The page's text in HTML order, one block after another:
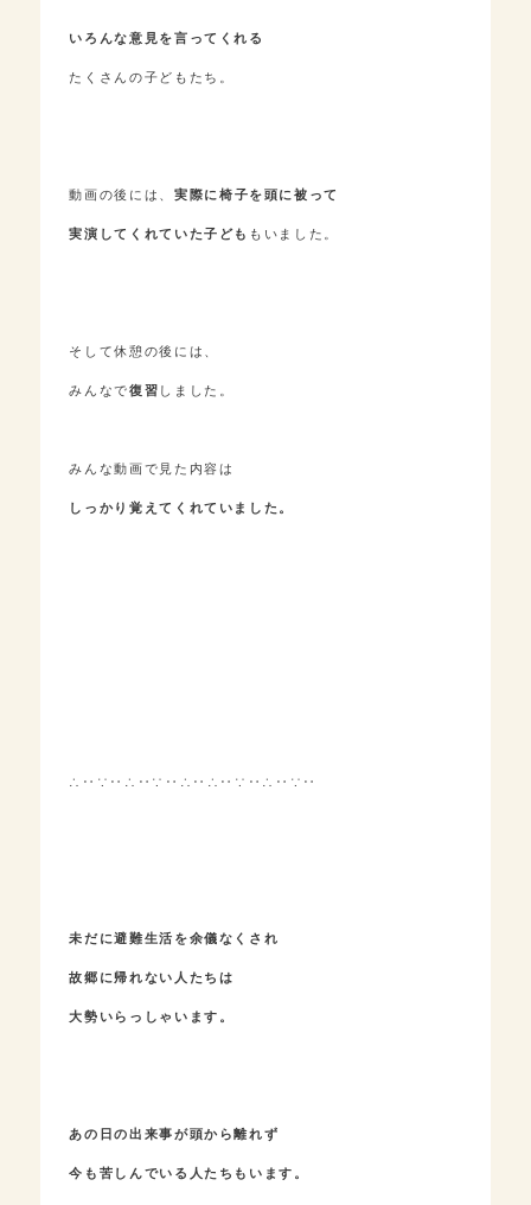
いろんな意見を言ってくれる
たくさんの子どもたち。
動画の後には、 実際に椅子を頭に被って
実演してくれていた子ども もいました。
そして休憩の後には、
みんなで復習 しました。
みんな動画で見た内容は
しっかり覚えてくれていました。
∴‥∵‥∴‥∵‥∴‥∴‥∵‥∴‥∵‥
未だに避難生活を余儀なくされ
故郷に帰れない人たちは
大勢いらっしゃいます。
あの日の出来事が頭から離れず
今も苦しんでいる人たちもいます。